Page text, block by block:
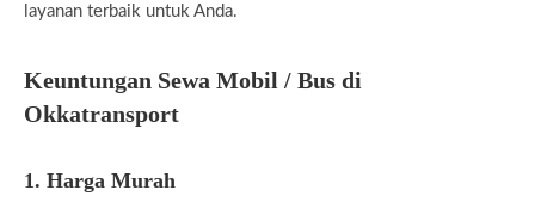
layanan terbaik untuk Anda.
Keuntungan Sewa Mobil / Bus di
Okkatransport
1. Harga Murah